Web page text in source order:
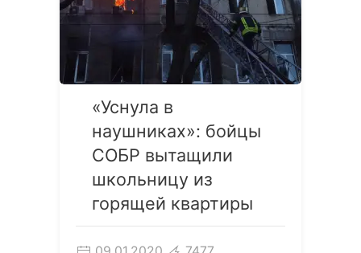
«Уснула в
наушниках»: бойцы
СОБР вытащили
школьницу из
горящей квартиры